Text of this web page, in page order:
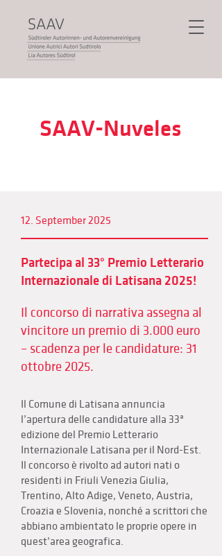
SAAV-Nuveles
12. September 2025
Partecipa al 33° Premio Letterario
Internazionale di Latisana 2025!
Il concorso di narrativa assegna al
vincitore un premio di 3.000 euro
– scadenza per le candidature: 31
ottobre 2025.
Il Comune di Latisana annuncia
l’apertura delle candidature alla 33ª
edizione del Premio Letterario
Internazionale Latisana per il Nord-Est.
Il concorso è rivolto ad autori nati o
residenti in Friuli Venezia Giulia,
Trentino, Alto Adige, Veneto, Austria,
Croazia e Slovenia, nonché a scrittori che
abbiano ambientato le proprie opere in
quest’area geografica.